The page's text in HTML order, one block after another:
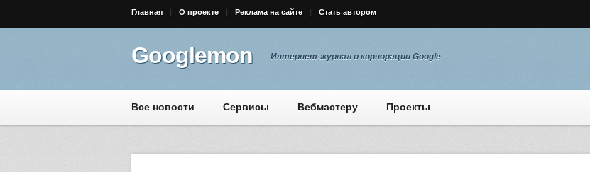
Главная О проекте Реклама на сайте Стать автором
Googlemon Интернет-журнал о корпорации Google
Все новости Сервисы Вебмастеру Проекты